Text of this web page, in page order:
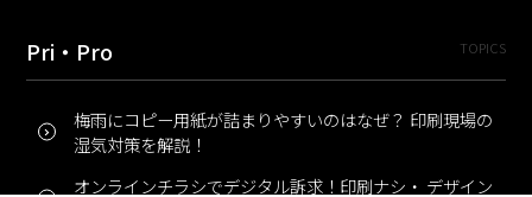
Pri・Pro TOPICS
梅雨にコピー用紙が詰まりやすいのはなぜ？ 印刷現場の
湿気対策を解説！
オンラインチラシでデジタル訴求！印刷ナシ・ デザイン